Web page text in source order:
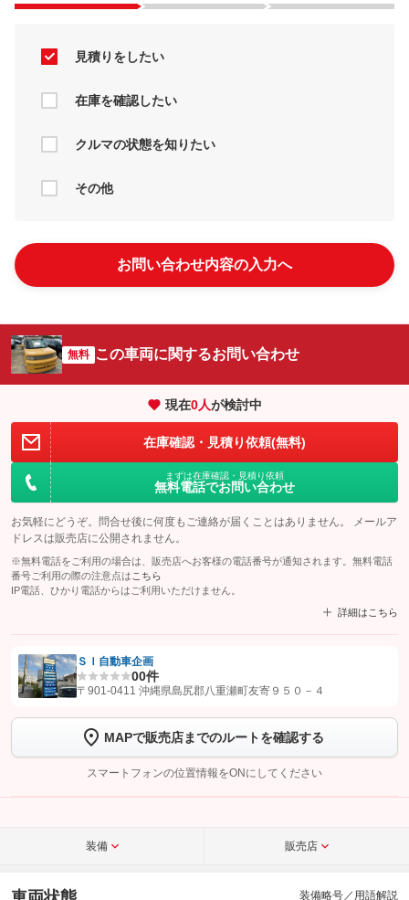
見積りをしたい
在庫を確認したい
クルマの状態を知りたい
その他
お問い合わせ内容の入力へ
無料 この車両に関するお問い合わせ
現在0人が検討中
在庫確認・見積り依頼(無料)
まずは在庫確認・見積り依頼
無料電話でお問い合わせ
お気軽にどうぞ。問合せ後に何度もご連絡が届くことはありません。 メールア
ドレスは販売店に公開されません。
※無料電話をご利用の場合は、販売店へお客様の電話番号が通知されます。無料電話
番号ご利用の際の注意点は こちら
IP電話、ひかり電話からはご利用いただけません。
詳細はこちら
【STEP1】認証画面でグーネットを友だち追加してから「許可する」ボタンを押
トーク画面で
ボタンをタップして問い合わせを
完了してください。
こちら
ＳＩ自動車企画
00件
〒901-0411 沖縄県島尻郡八重瀬町友寄９５０－４
MAPで販売店までのルートを確認する
スマートフォンの位置情報をONにしてください
装備 販売店
装備略号／用語解説